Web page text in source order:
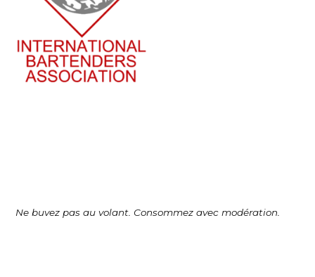
Ne buvez pas au volant. Consommez avec modération.